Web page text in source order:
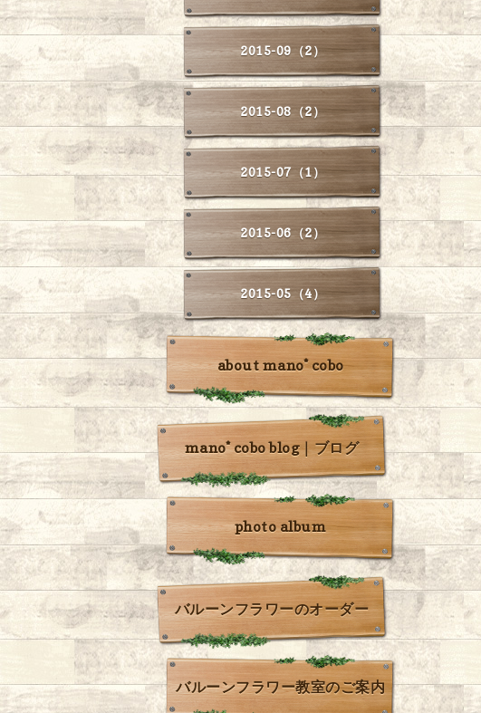
2015-09（2）
2015-08（2）
2015-07（1）
2015-06（2）
2015-05（4）
about mano* cobo
mano* cobo blog｜ブログ
photo album
バルーンフラワーのオーダー
バルーンフラワー教室のご案内